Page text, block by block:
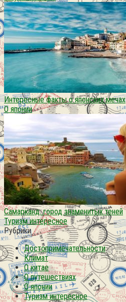
Интересные факты о японских мечах
О японии
Самарканд. город знаменитых теней
Туризм интересное
Рубрики
Достопримечательности
Климат
О китае
О путешествиях
О японии
Туризм интересное